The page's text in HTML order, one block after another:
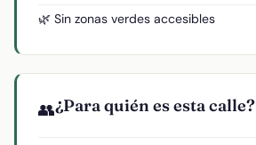
🌿 Sin zonas verdes accesibles
👥¿Para quién es esta calle?